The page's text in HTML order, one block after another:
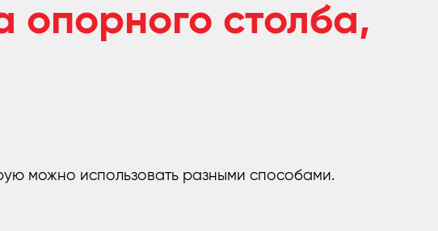
столба,
можно использовать разными способами.